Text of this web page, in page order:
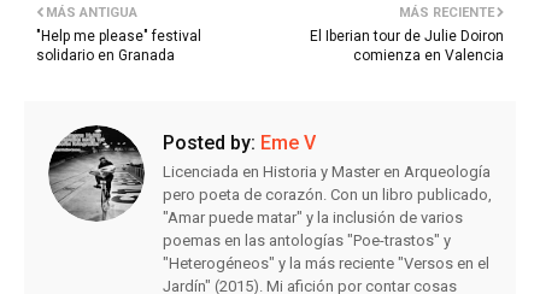
MÁS RECIENTE
El Iberian tour de Julie Doiron
comienza en Valencia
MÁS ANTIGUA
"Help me please" festival
solidario en Granada
Posted by: Eme V
Licenciada en Historia y Master en Arqueología
pero poeta de corazón. Con un libro publicado,
"Amar puede matar" y la inclusión de varios
poemas en las antologías "Poe-trastos" y
"Heterogéneos" y la más reciente "Versos en el
Jardín" (2015). Mi afición por contar cosas